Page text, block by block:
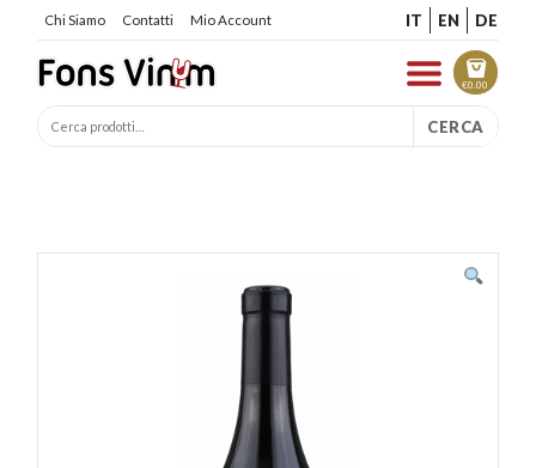
Chi Siamo Contatti Mio Account IT EN DE
€0.00
CERCA